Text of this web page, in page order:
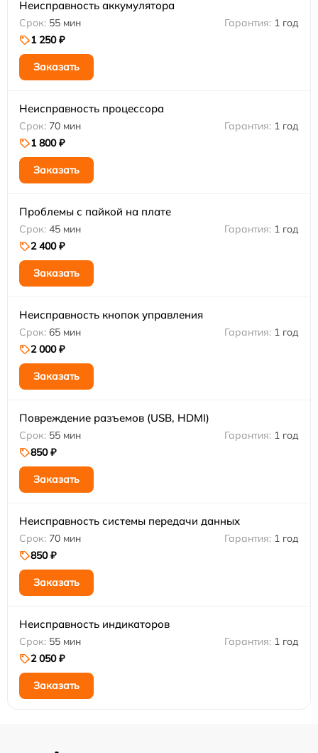
Неисправность аккумулятора
55 мин
1 год
1 250 ₽
Заказать
Неисправность процессора
70 мин
1 год
1 800 ₽
Заказать
Проблемы с пайкой на плате
45 мин
1 год
2 400 ₽
Заказать
Неисправность кнопок управления
65 мин
1 год
2 000 ₽
Заказать
Повреждение разъемов (USB, HDMI)
55 мин
1 год
850 ₽
Заказать
Неисправность системы передачи данных
70 мин
1 год
850 ₽
Заказать
Неисправность индикаторов
55 мин
1 год
2 050 ₽
Заказать